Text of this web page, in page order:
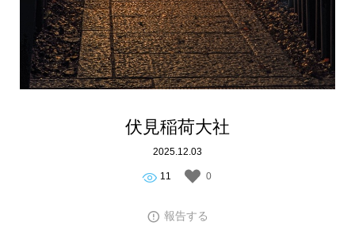
伏見稲荷大社
2025.12.03
11 0
報告する